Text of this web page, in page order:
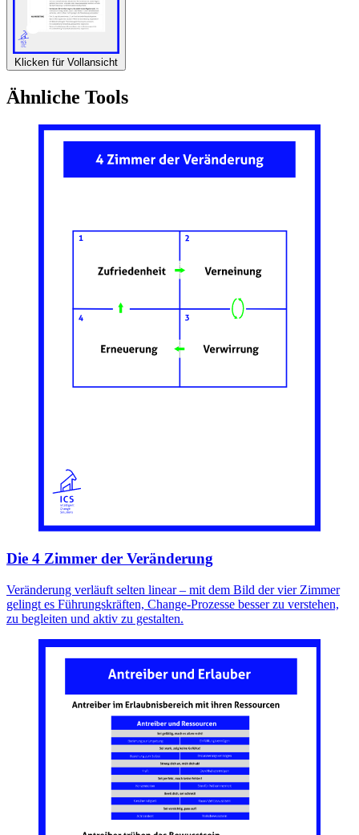
Klicken für Vollansicht
Ähnliche Tools
Die 4 Zimmer der Veränderung
Veränderung verläuft selten linear – mit dem Bild der vier Zimmer
gelingt es Führungskräften, Change-Prozesse besser zu verstehen,
zu begleiten und aktiv zu gestalten.